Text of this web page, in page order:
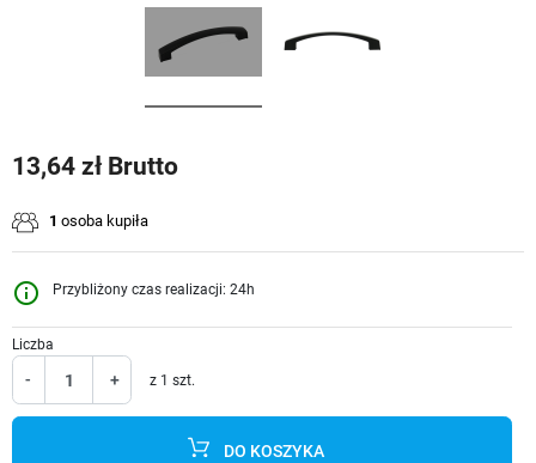
13,64 zł Brutto
1 osoba kupiła
info_outline Przybliżony czas realizacji: 24h
Liczba
- + z 1 szt.
DO KOSZYKA